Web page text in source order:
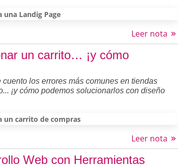
una Landig Page
Leer nota
un carrito… ¡y cómo
los errores más comunes en tiendas
¡y cómo podemos solucionarlos con diseño
un carrito de compras
Leer nota
Web con Herramientas